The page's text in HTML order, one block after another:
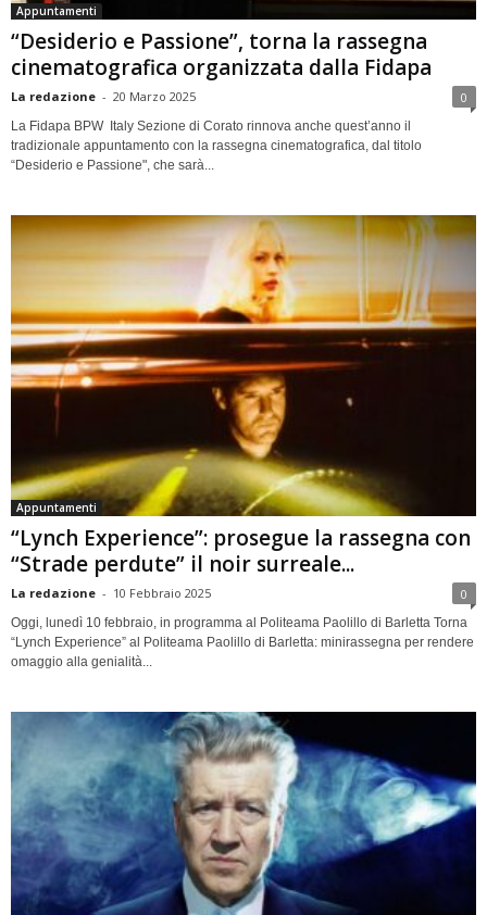
Appuntamenti
“Desiderio e Passione”, torna la rassegna
cinematografica organizzata dalla Fidapa
La redazione - 20 Marzo 2025 0
La Fidapa BPW Italy Sezione di Corato rinnova anche quest’anno il
tradizionale appuntamento con la rassegna cinematografica, dal titolo
“Desiderio e Passione", che sarà...
Appuntamenti
“Lynch Experience”: prosegue la rassegna con
“Strade perdute” il noir surreale...
La redazione - 10 Febbraio 2025 0
Oggi, lunedì 10 febbraio, in programma al Politeama Paolillo di Barletta Torna
“Lynch Experience” al Politeama Paolillo di Barletta: minirassegna per rendere
omaggio alla genialità...